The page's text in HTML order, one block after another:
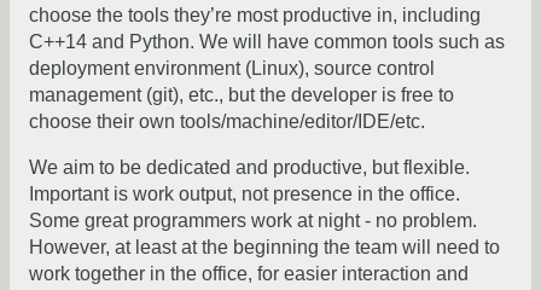
choose the tools they’re most productive in, including
C++14 and Python. We will have common tools such as
deployment environment (Linux), source control
management (git), etc., but the developer is free to
choose their own tools/machine/editor/IDE/etc.
We aim to be dedicated and productive, but flexible.
Important is work output, not presence in the office.
Some great programmers work at night - no problem.
However, at least at the beginning the team will need to
work together in the office, for easier interaction and